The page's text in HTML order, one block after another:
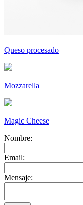
Queso procesado
Mozzarella
Magic Cheese
Nombre:
Email:
Mensaje: